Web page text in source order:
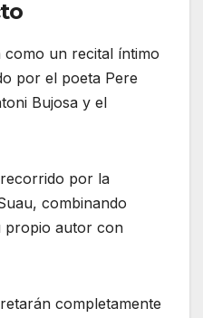
como un recital íntimo
por el poeta Pere
Bujosa y el
por la
combinando
propio autor con
completamente